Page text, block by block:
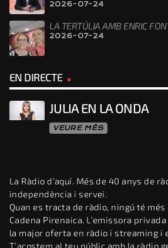
2026-07-24
LA TERTÚLIA AMB ENRIC
2026-07-24
EN DIRECTE
JULIA EN LA ONDA
VEURE MÉS
La Ràdio d’aquí. Més de 40 anys de
independència i servei.
Quan es tracta de ràdio, ningú té més
Cadena Pirenaica. L’emissora
la major oferta en ràdio i streaming i
T’acostem al teu públic amb la ràdio